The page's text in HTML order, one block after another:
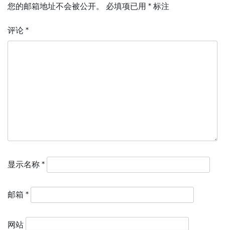
您的邮箱地址不会被公开。 必填项已用 * 标注
评论 *
显示名称 *
邮箱 *
网站